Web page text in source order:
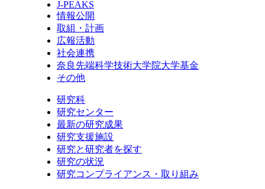
J-PEAKS
情報公開
取組・計画
広報活動
社会連携
奈良先端科学技術大学院大学基金
その他
研究科
研究センター
最新の研究成果
研究支援施設
研究と研究者を探す
研究の状況
研究コンプライアンス・取り組み